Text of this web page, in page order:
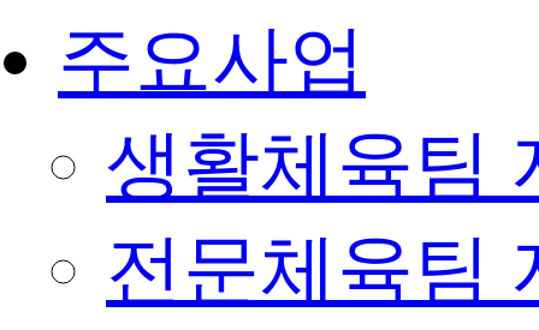
주요사업
생활체육팀
전문체육팀